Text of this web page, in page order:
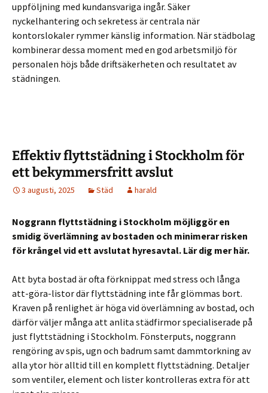
uppföljning med kundansvariga ingår. Säker
nyckelhantering och sekretess är centrala när
kontorslokaler rymmer känslig information. När städbolag
kombinerar dessa moment med en god arbetsmiljö för
personalen höjs både driftsäkerheten och resultatet av
städningen.
Effektiv flyttstädning i Stockholm för
ett bekymmersfritt avslut
3 augusti, 2025 Städ harald
Noggrann flyttstädning i Stockholm möjliggör en
smidig överlämning av bostaden och minimerar risken
för krångel vid ett avslutat hyresavtal. Lär dig mer här.
Att byta bostad är ofta förknippat med stress och långa
att-göra-listor där flyttstädning inte får glömmas bort.
Kraven på renlighet är höga vid överlämning av bostad, och
därför väljer många att anlita städfirmor specialiserade på
just flyttstädning i Stockholm. Fönsterputs, noggrann
rengöring av spis, ugn och badrum samt dammtorkning av
alla ytor hör alltid till en komplett flyttstädning. Detaljer
som ventiler, element och lister kontrolleras extra för att